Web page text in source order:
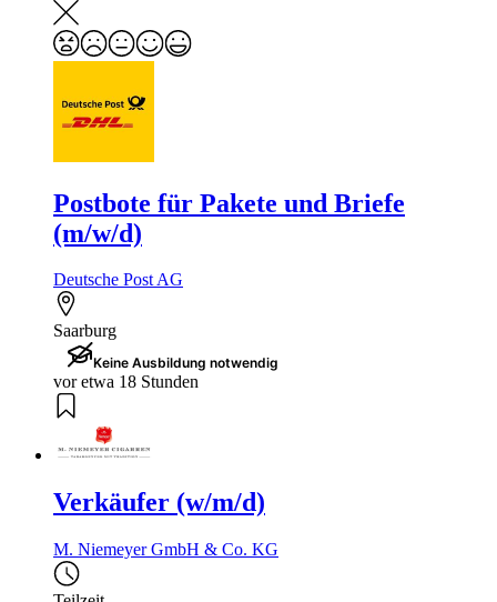
Postbote für Pakete und Briefe
(m/w/d)
Deutsche Post AG
Saarburg
Keine Ausbildung notwendig
vor etwa 18 Stunden
Verkäufer (w/m/d)
M. Niemeyer GmbH & Co. KG